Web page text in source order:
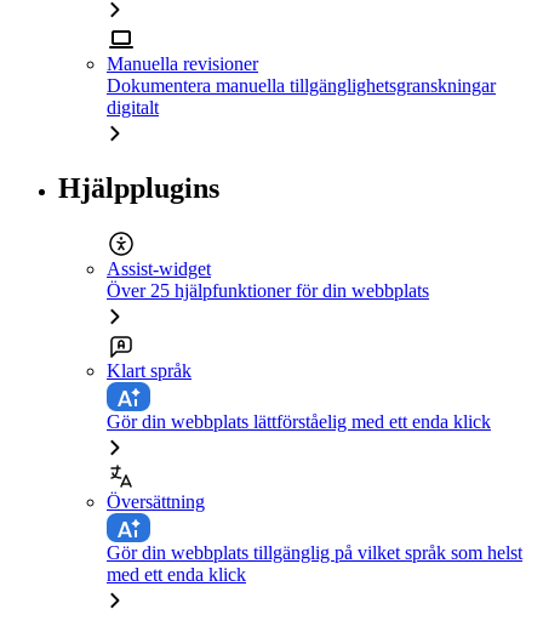
Manuella revisioner
Dokumentera manuella tillgänglighetsgranskningar
digitalt
Hjälpplugins
Assist-widget
Över 25 hjälpfunktioner för din webbplats
Klart språk
Gör din webbplats lättförståelig med ett enda klick
Översättning
Gör din webbplats tillgänglig på vilket språk som helst
med ett enda klick